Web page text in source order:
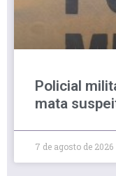
Policial
mata
7 de agosto de 2026